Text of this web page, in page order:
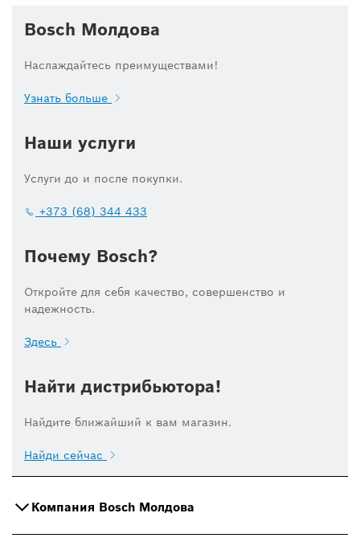
Bosch Молдова
Наслаждайтесь преимуществами!
Узнать больше
Наши услуги
Услуги до и после покупки.
+373 (68) 344 433
Почему Bosch?
Откройте для себя качество, совершенство и
надежность.
Здесь
Найти дистрибьютора!
Найдите ближайший к вам магазин.
Найди сейчас
Компания Bosch Молдова